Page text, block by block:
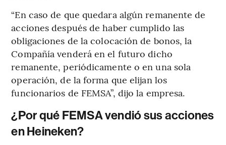
“En caso de que quedara algún remanente de
acciones después de haber cumplido las
obligaciones de la colocación de bonos, la
Compañía venderá en el futuro dicho
remanente, periódicamente o en una sola
operación, de la forma que elijan los
funcionarios de FEMSA”, dijo la empresa.
¿Por qué FEMSA vendió sus acciones
en Heineken?